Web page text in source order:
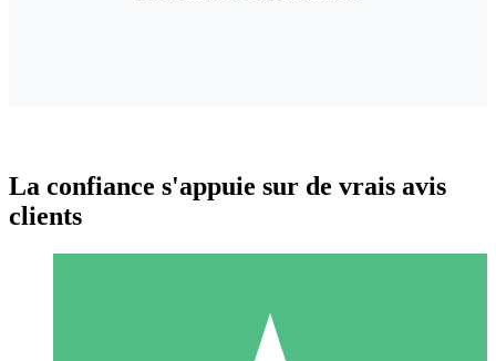
La confiance s'appuie sur de vrais avis
clients